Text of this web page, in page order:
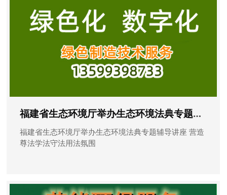
福建省生态环境厅举办生态环境法典专题辅导讲座 营造尊法学法守法用法氛围
福建省生态环境厅举办生态环境法典专题辅导讲座 营造
尊法学法守法用法氛围